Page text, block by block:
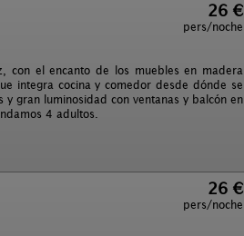
26 €
pers/noche
con el encanto de los muebles en madera
integra cocina y comedor desde dónde se
gran luminosidad con ventanas y balcón en
4 adultos.
26 €
pers/noche